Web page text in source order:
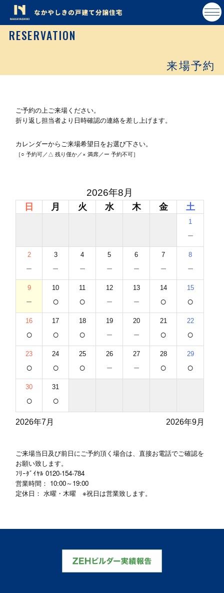
RESERVATION
来場予約
ご予約の上ご来場ください。
折り返し担当者より日時確認の連絡を差し上げます。
カレンダーからご来場希望日をお選び下さい。
［○ 予約可／△ 残り僅か／× 満席／ー 予約不可］
2026年8月
日 月 火 水 木 金 土
1
－
2
－
3
－
4
－
5
－
6
－
7
－
8
－
9
－
10
○
11
○
12
－
13
－
14
○
15
○
16
○
17
○
18
○
19
－
20
－
21
○
22
○
23
○
24
○
25
○
26
－
27
－
28
○
29
○
30
○
31
○
2026年7月 2026年9月
ご来場当日及び前日にご予約頂く場合は、直接お電話でご確認を
お願い致します。
ﾌﾘｰﾀﾞｲﾔﾙ0120-154-784
営業時間： 10:00～19:00
定休日： 水曜・木曜 ※祝日は営業致します。